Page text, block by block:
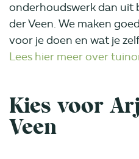
onderhoudswerk dan uit
der Veen. We maken
voor je doen en wat je
Lees hier meer over
Kies voor
Veen